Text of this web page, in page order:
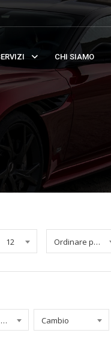
CHI SIAMO
12 Ordinare per data
Chilometraggio Cambio